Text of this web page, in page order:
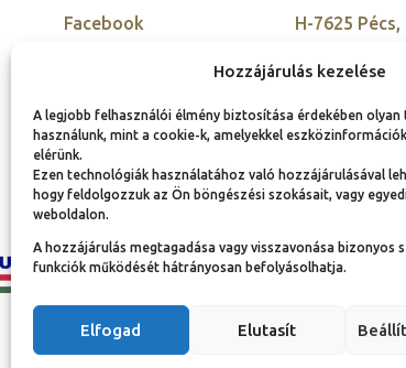
Hozzájárulás kezelése
A legjobb felhasználói élmény biztosítása érdekében
használunk, mint a cookie-k, amelyekkel
elérünk.
Ezen technológiák használatához való hozzájárulásával
hogy feldolgozzuk az Ön böngészési szokásait, vagy
weboldalon.
A hozzájárulás megtagadása vagy visszavonása bizonyos
funkciók működését hátrányosan befolyásolhatja.
Elfogad Elutasít
Facebook
LinkedIn
H-7625 Pécs,
Adatvédelmi nyilatkozat és adatkezelési
tájékoztató
Jogi információk